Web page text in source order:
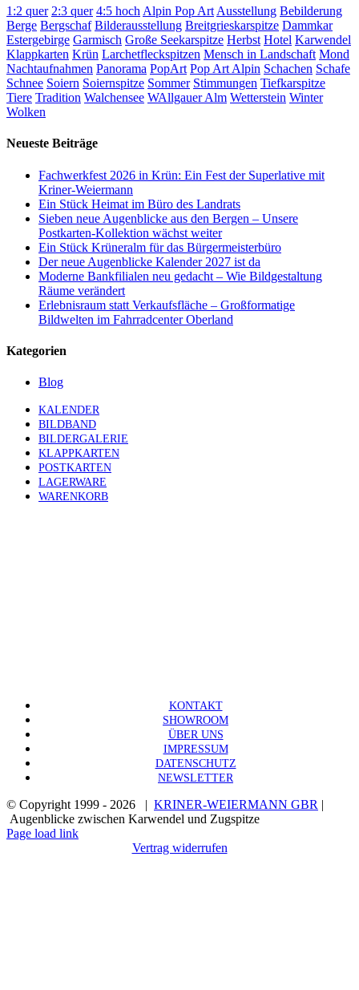
1:2 quer 2:3 quer 4:5 hoch Alpin Pop Art Ausstellung Bebilderung
Berge Bergschaf Bilderausstellung Breitgrieskarspitze Dammkar
Estergebirge Garmisch Große Seekarspitze Herbst Hotel Karwendel
Klappkarten Krün Larchetfleckspitzen Mensch in Landschaft Mond
Nachtaufnahmen Panorama PopArt Pop Art Alpin Schachen Schafe
Schnee Soiern Soiernspitze Sommer Stimmungen Tiefkarspitze
Tiere Tradition Walchensee WAllgauer Alm Wetterstein Winter
Wolken
Neueste Beiträge
Fachwerkfest 2026 in Krün: Ein Fest der Superlative mit
Kriner-Weiermann
Ein Stück Heimat im Büro des Landrats
Sieben neue Augenblicke aus den Bergen – Unsere
Postkarten-Kollektion wächst weiter
Ein Stück Krüneralm für das Bürgermeisterbüro
Der neue Augenblicke Kalender 2027 ist da
Moderne Bankfilialen neu gedacht – Wie Bildgestaltung
Räume verändert
Erlebnisraum statt Verkaufsfläche – Großformatige
Bildwelten im Fahrradcenter Oberland
Kategorien
Blog
KALENDER
BILDBAND
BILDERGALERIE
KLAPPKARTEN
POSTKARTEN
LAGERWARE
WARENKORB
KONTAKT
SHOWROOM
ÜBER UNS
IMPRESSUM
DATENSCHUTZ
NEWSLETTER
© Copyright 1999 - 2026 | KRINER-WEIERMANN GBR |
Augenblicke zwischen Karwendel und Zugspitze
Page load link
Vertrag widerrufen